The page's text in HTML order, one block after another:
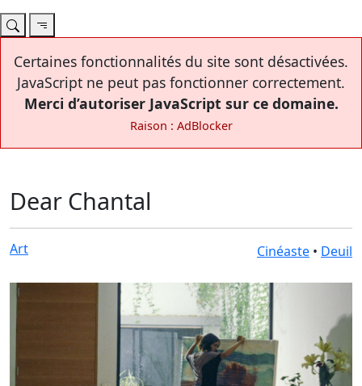
Certaines fonctionnalités du site sont désactivées.
JavaScript ne peut pas fonctionner correctement.
Merci d’autoriser JavaScript sur ce domaine.
Raison : AdBlocker
Dear Chantal
Art Cinéaste • Deuil